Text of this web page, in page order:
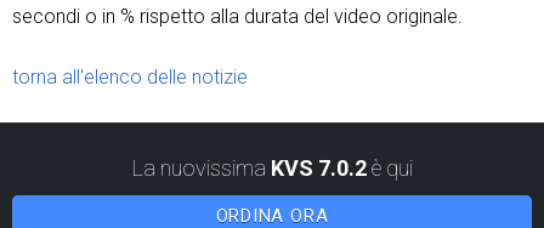
secondi o in % rispetto alla durata del video originale.
torna all'elenco delle notizie
La nuovissima KVS 7.0.2è qui
ORDINA ORA